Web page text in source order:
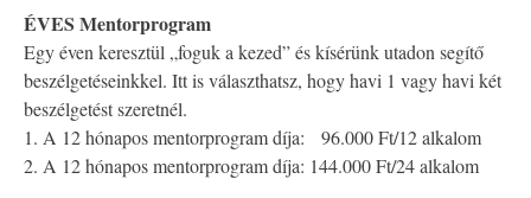
ÉVES Mentorprogram
Egy éven keresztül „foguk a kezed” és kísérünk utadon segítő
beszélgetéseinkkel. Itt is választhatsz, hogy havi 1 vagy havi két
beszélgetést szeretnél.
1. A 12 hónapos mentorprogram díja: 96.000 Ft/12 alkalom
2. A 12 hónapos mentorprogram díja: 144.000 Ft/24 alkalom